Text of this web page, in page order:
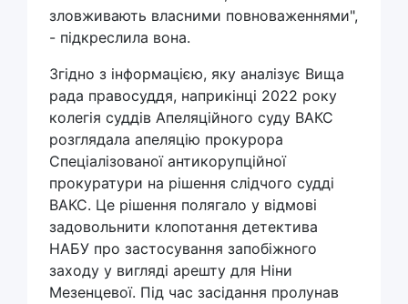
зловживають власними повноваженнями",
- підкреслила вона.
Згідно з інформацією, яку аналізує Вища
рада правосуддя, наприкінці 2022 року
колегія суддів Апеляційного суду ВАКС
розглядала апеляцію прокурора
Спеціалізованої антикорупційної
прокуратури на рішення слідчого судді
ВАКС. Це рішення полягало у відмові
задовольнити клопотання детектива
НАБУ про застосування запобіжного
заходу у вигляді арешту для Ніни
Мезенцевої. Під час засідання пролунав